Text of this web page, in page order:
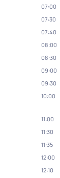
07:00
07:30
07:40
08:00
08:30
09:00
09:30
10:00
11:00
11:30
11:35
12:00
12:10